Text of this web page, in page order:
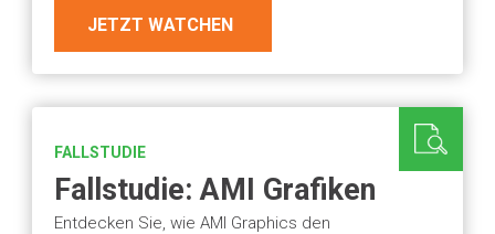
JETZT WATCHEN
FALLSTUDIE
Fallstudie: AMI Grafiken
Entdecken Sie, wie AMI Graphics den